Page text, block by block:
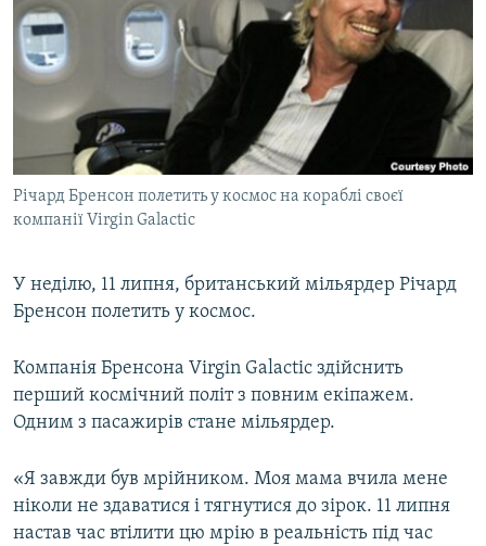
СВІТ
ПРИАЗОВ’Я
КИТАЙ.ВИКЛИКИ
МУЛЬТИМЕДІА
ФОТО
СПЕЦПРОЄКТИ
ПОДКАСТИ
РУС
КТАТ
ДОЛУЧАЙСЯ!
Річард Бренсон полетить у космос на кораблі своєї
компанії Virgin Galactic
У неділю, 11 липня, британський мільярдер Річард
Бренсон полетить у космос.
Компанія Бренсона Virgin Galactic здійснить
перший космічний політ з повним екіпажем.
Одним з пасажирів стане мільярдер.
«Я завжди був мрійником. Моя мама вчила мене
ніколи не здаватися і тягнутися до зірок. 11 липня
настав час втілити цю мрію в реальність під час